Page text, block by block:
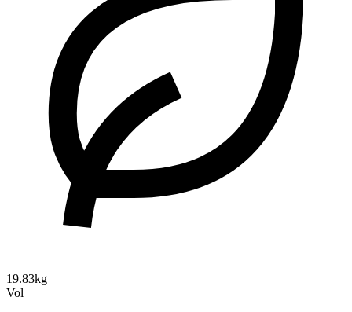
19.83kg
Vol